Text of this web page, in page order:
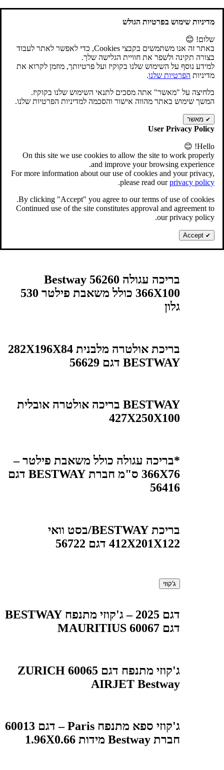
מדיניות שימוש בפרטיות הגולש
שלום! 😊
באתר זה אנו משתמשים בקבצי Cookies, כדי לאפשר לאתר לעבוד
בצורה תקינה ולשפר את חוויית הגלישה שלך.
למידע נוסף על השימוש שלנו בקוקיז ועל פרטיותך, מוזמן לקרוא את
מדיניות הפרטיות שלנו.
בלחיצה על "מאשר" אתה מסכים לתנאי השימוש שלנו בקוקיז.
המשך שימוש באתר מהווה אישור והסכמה למדיניות הפרטיות שלנו.
✔ מאשר
User Privacy Policy
Hello! 😊
On this site we use cookies to allow the site to work properly
and improve your browsing experience.
For more information about our use of cookies and your privacy,
please read ourprivacy policy
.
By clicking "Accept" you agree to our terms of use of cookies.
Continued use of the site constitutes approval and agreement to
our privacy policy.
✔
ראשי
אודות
מידע מקצועי
הוראות הרכבה ותיפעול
בריכות פיברגלס
בריכות בטון
משלוח
צור קשר
דברו איתנו על המחיר
כל הקטגוריות
בריכות ג'קוזירובוטים וניקוי בריכהאביזרים משלימים לבריכה
משאבות מתנפחיםטאבונים
488X122 ס"מ דגם 26326
בריכה עגולה Bestway 56260
366X100 כולל משאבת פילטר 530
גלון
בריכת אולטרה מלבנית 282X196X84
BESTWAY דגם 56629
BESTWAY בריכה אולטרה אובלית
427X250X100
*בריכה עגולה כולל משאבת פילטר –
366X76 ס"מ חברת BESTWAY דגם
56416
בריכת BESTWAY/בסט וואי
412X201X122 דגם 56722
ג'קוזי
דגם 2025 – ג'קוזי מתנפח BESTWAY
דגם MAURITIUS 60067
ג'קוזי מתנפח‏ דגם 60065 ZURICH
AIRJET Bestway
ג'קוזי ספא מתנפח Paris – דגם 60013
חברת Bestway מידות 1.96X0.66